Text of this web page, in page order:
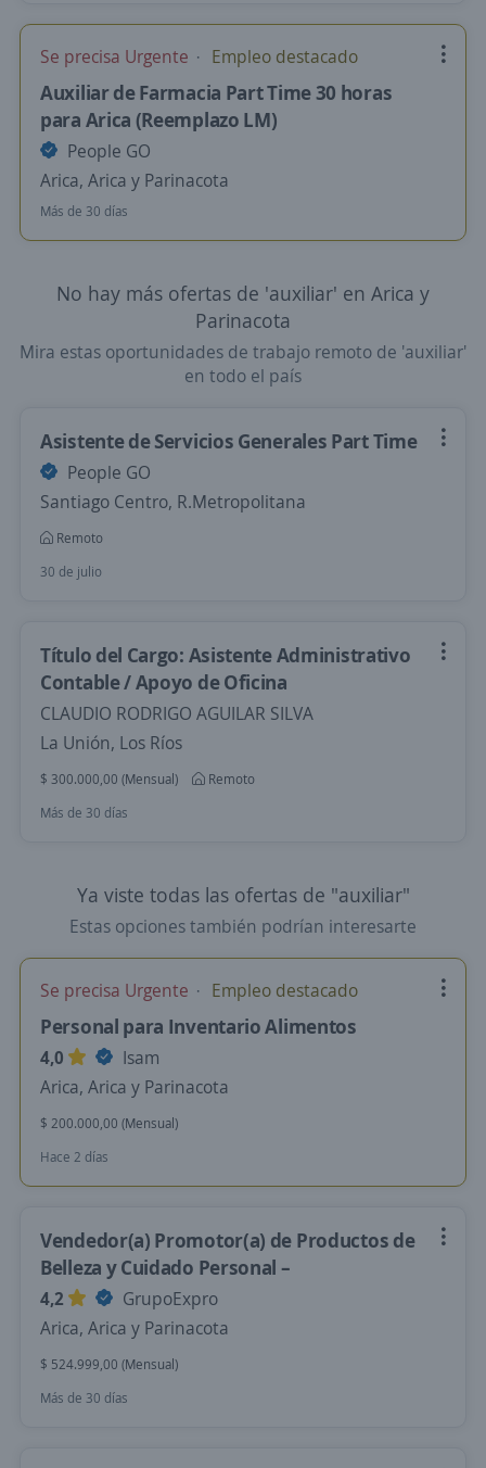
Se precisa Urgente Empleo destacado
Auxiliar de Farmacia Part Time 30 horas
para Arica (Reemplazo LM)
People GO
Arica, Arica y Parinacota
Más de 30 días
No hay más ofertas de 'auxiliar' en Arica y
Parinacota
Mira estas oportunidades de trabajo remoto de 'auxiliar'
en todo el país
Asistente de Servicios Generales Part Time
People GO
Santiago Centro, R.Metropolitana
Remoto
30 de julio
Título del Cargo: Asistente Administrativo
Contable / Apoyo de Oficina
CLAUDIO RODRIGO AGUILAR SILVA
La Unión, Los Ríos
$ 300.000,00 (Mensual)
Remoto
Más de 30 días
Ya viste todas las ofertas de "auxiliar"
Estas opciones también podrían interesarte
Se precisa Urgente Empleo destacado
Personal para Inventario Alimentos
4,0
Isam
Arica, Arica y Parinacota
$ 200.000,00 (Mensual)
Hace 2 días
Vendedor(a) Promotor(a) de Productos de
Belleza y Cuidado Personal –
4,2
GrupoExpro
Arica, Arica y Parinacota
$ 524.999,00 (Mensual)
Más de 30 días